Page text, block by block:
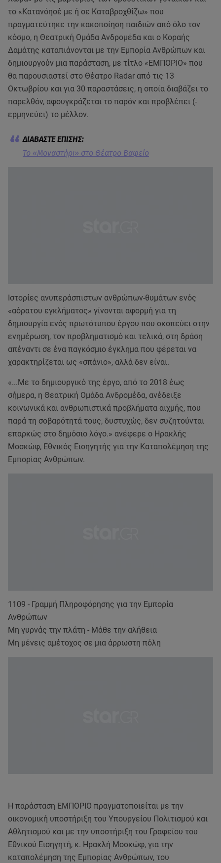
το «Κατανόησέ με ή σε Καταβροχθίζω» που
πραγματεύτηκε την κακοποίηση παιδιών από όλο τον
κόσμο, η Θεατρική Ομάδα Ανδρομέδα και ο Κοραής
Δαμάτης καταπιάνονται με την Εμπορία Ανθρώπων και
δημιουργούν μια παράσταση, με τίτλο «ΕΜΠΟΡΙΟ» που
θα παρουσιαστεί στο Θέατρο Radar από τις 13
Οκτωβρίου και για 30 παραστάσεις, η οποία διαβάζει το
παρελθόν, αφουγκράζεται το παρόν και προβλέπει (-
ερμηνεύει) το μέλλον.
Το «Μοναστήρι» στο Θέατρο Βαφείο
Ιστορίες ανυπεράσπιστων ανθρώπων-θυμάτων ενός
«αόρατου εγκλήματος» γίνονται αφορμή για τη
δημιουργία ενός πρωτότυπου έργου που σκοπεύει στην
ενημέρωση, τον προβληματισμό και τελικά, στη δράση
απέναντι σε ένα παγκόσμιο έγκλημα που φέρεται να
χαρακτηρίζεται ως «σπάνιο», αλλά δεν είναι.
«...Με το δημιουργικό της έργο, από το 2018 έως
σήμερα, η Θεατρική Ομάδα Ανδρομέδα, ανέδειξε
κοινωνικά και ανθρωπιστικά προβλήματα αιχμής, που
παρά τη σοβαρότητά τους, δυστυχώς, δεν συζητούνται
επαρκώς στο δημόσιο λόγο.» ανέφερε ο Ηρακλής
Μοσκώφ, Εθνικός Εισηγητής για την Καταπολέμηση της
Εμπορίας Ανθρώπων.
1109 - Γραμμή Πληροφόρησης για την Εμπορία
Ανθρώπων
Μη γυρνάς την πλάτη - Μάθε την αλήθεια
Μη μένεις αμέτοχος σε μια άρρωστη πόλη
Η παράσταση ΕΜΠΟΡΙΟ πραγματοποιείται με την
οικονομική υποστήριξη του Υπουργείου Πολιτισμού και
Αθλητισμού και με την υποστήριξη του Γραφείου του
Εθνικού Εισηγητή, κ. Ηρακλή Μοσκώφ, για την
καταπολέμηση της Εμπορίας Ανθρώπων, του